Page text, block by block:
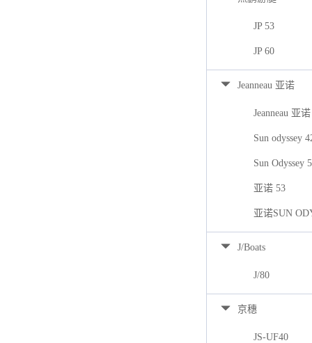
JP 53
JP 60
Jeanneau 亚诺
Jeanneau 亚
Sun odyssey
Sun Odyssey
亚诺 53
亚诺SUN
J/Boats
J/80
京穗
JS-UF40